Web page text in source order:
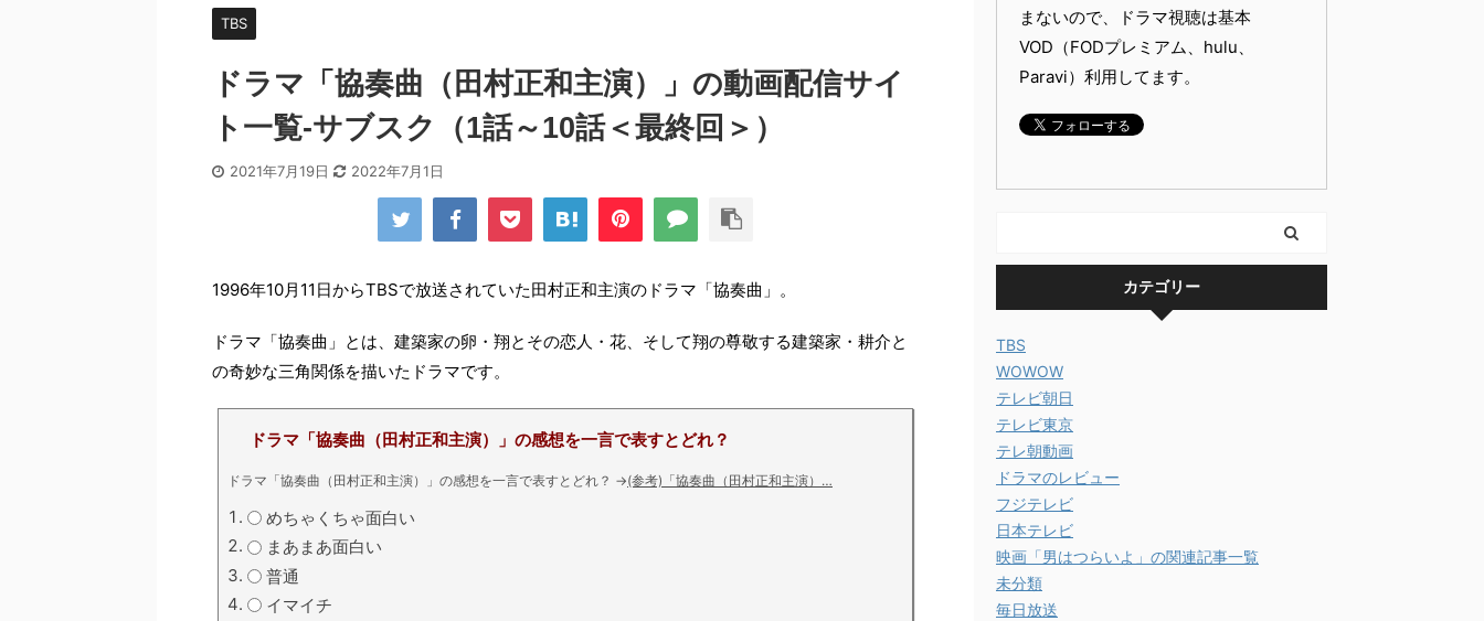
TBS
ドラマ「協奏曲（田村正和主演）」の動画配信サイ
ト一覧-サブスク（1話～10話＜最終回＞）
2021年7月19日 2022年7月1日
1996年10月11日からTBSで放送されていた田村正和主演のドラマ「協奏曲」。
ドラマ「協奏曲」とは、建築家の卵・翔とその恋人・花、そして翔の尊敬する建築家・耕介と
の奇妙な三角関係を描いたドラマです。
ドラマ「協奏曲（田村正和主演）」の感想を一言で表すとどれ？
ドラマ「協奏曲（田村正和主演）」の感想を一言で表すとどれ？ →(参考)「協奏曲（田村正和主演）…
めちゃくちゃ面白い
まあまあ面白い
普通
イマイチ
まないので、ドラマ視聴は基本
VOD（FODプレミアム、hulu、
Paravi）利用してます。
カテゴリー
TBS
WOWOW
テレビ朝日
テレビ東京
テレ朝動画
ドラマのレビュー
フジテレビ
日本テレビ
映画「男はつらいよ」の関連記事一覧
未分類
毎日放送